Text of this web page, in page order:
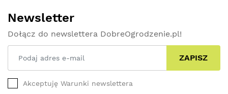
Newsletter
Dołącz do newslettera DobreOgrodzenie.pl!
ZAPISZ
Akceptuję Warunki newslettera